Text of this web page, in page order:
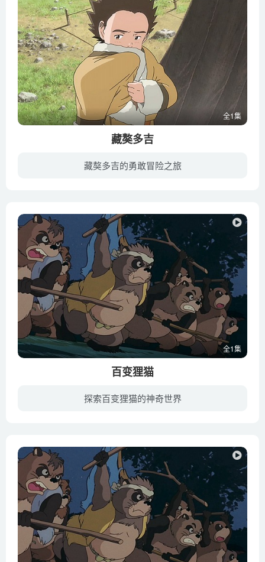
全1集
藏獒多吉
藏獒多吉的勇敢冒险之旅
全1集
百变狸猫
探索百变狸猫的神奇世界